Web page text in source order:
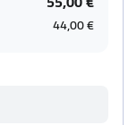
44,00 €